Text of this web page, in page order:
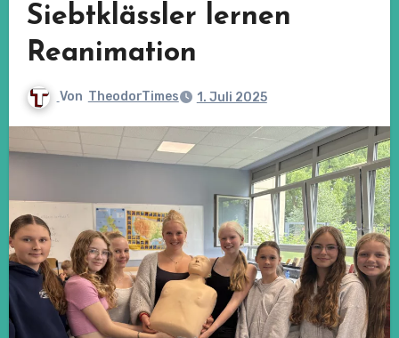
Siebtklässler lernen
Reanimation
Von TheodorTimes 1. Juli 2025